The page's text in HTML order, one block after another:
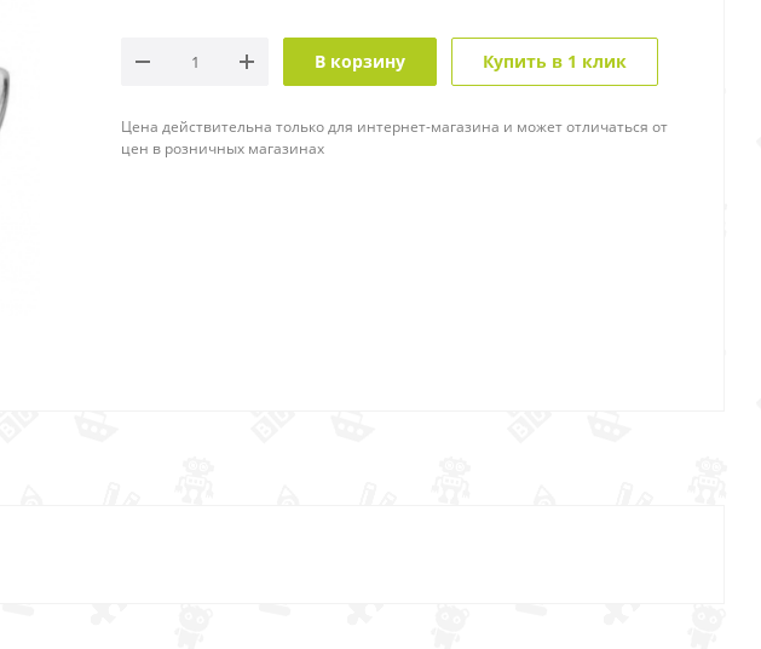
В корзину Купить в 1 клик
Цена действительна только для интернет-магазина и может отличаться от
цен в розничных магазинах